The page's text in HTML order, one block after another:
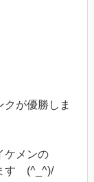
が優勝しま
ケメンの
す (^_^)/